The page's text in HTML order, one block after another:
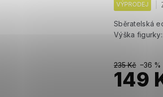
VÝPRODEJ
Sběratelská
Výška figurky:
235 Kč –36 %
149